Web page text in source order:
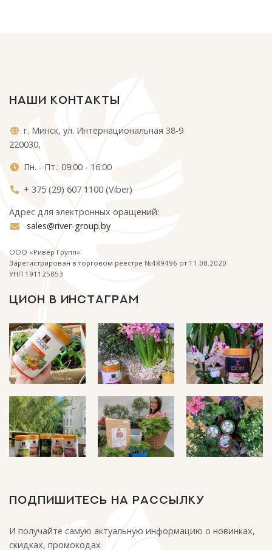
НАШИ КОНТАКТЫ
г. Минск, ул. Интернациональная 38-9
220030,
Пн. - Пт.: 09:00 - 16:00
+ 375 (29) 607 1100 (Viber)
Адрес для электронных оращений:
sales@river-group.by
ООО «Ривер Групп»
Зарегистрирован в торговом реестре №489496 от 11.08.2020
УНП 191125853
ЦИОН В ИНСТАГРАМ
ПОДПИШИТЕСЬ НА РАССЫЛКУ
И получайте самую актуальную информацию о новинках,
скидках, промокодах